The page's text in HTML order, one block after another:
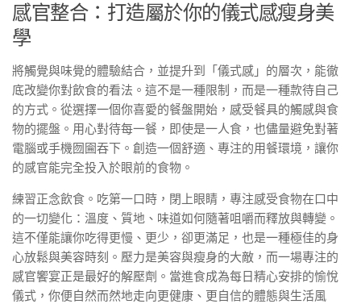
感官整合：打造屬於你的儀式感瘦身美
學
將觸覺與味覺的體驗結合，並提升到「儀式感」的層次，能徹
底改變你對飲食的看法。這不是一種限制，而是一種款待自己
的方式。從選擇一個你喜愛的餐盤開始，感受餐具的觸感與食
物的擺盤。用心對待每一餐，即使是一人食，也儘量避免對著
電腦或手機囫圇吞下。創造一個舒適、專注的用餐環境，讓你
的感官能完全投入於眼前的食物。
練習正念飲食。吃第一口時，閉上眼睛，專注感受食物在口中
的一切變化：溫度、質地、味道如何隨著咀嚼而釋放與轉變。
這不僅能讓你吃得更慢、更少，卻更滿足，也是一種極佳的身
心放鬆與美容時刻。壓力是美容與瘦身的大敵，而一場專注的
感官饗宴正是最好的解壓劑。當進食成為每日精心安排的愉悅
儀式，你便自然而然地走向更健康、更自信的體態與生活風